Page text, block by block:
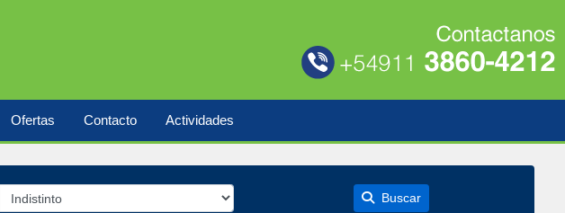
Ofertas Contacto Actividades
Buscar